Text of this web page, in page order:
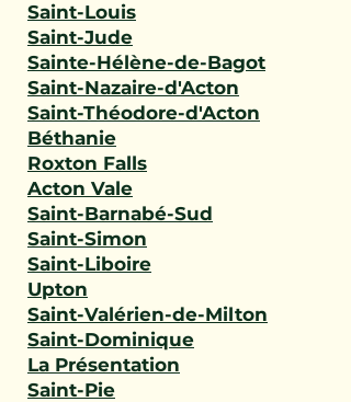
Saint-Louis
Saint-Jude
Sainte-Hélène-de-Bagot
Saint-Nazaire-d'Acton
Saint-Théodore-d'Acton
Béthanie
Roxton Falls
Acton Vale
Saint-Barnabé-Sud
Saint-Simon
Saint-Liboire
Upton
Saint-Valérien-de-Milton
Saint-Dominique
La Présentation
Saint-Pie